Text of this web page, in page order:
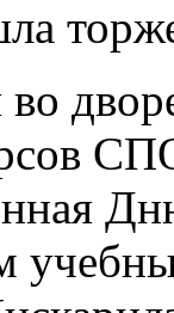
во